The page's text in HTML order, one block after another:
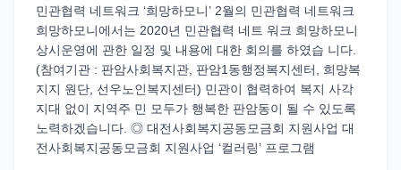
민관협력 네트워크 ‘희망하모니’ 2월의 민관협력 네트워크
희망하모니에서는 2020년 민관협력 네트 워크 희망하모니
상시운영에 관한 일정 및 내용에 대한 회의를 하였습 니다.
(참여기관 : 판암사회복지관, 판암1동행정복지센터, 희망복
지지 원단, 선우노인복지센터) 민관이 협력하여 복지 사각
지대 없이 지역주 민 모두가 행복한 판암동이 될 수 있도록
노력하겠습니다. ◎ 대전사회복지공동모금회 지원사업 대
전사회복지공동모금회 지원사업 ‘컬러링’ 프로그램